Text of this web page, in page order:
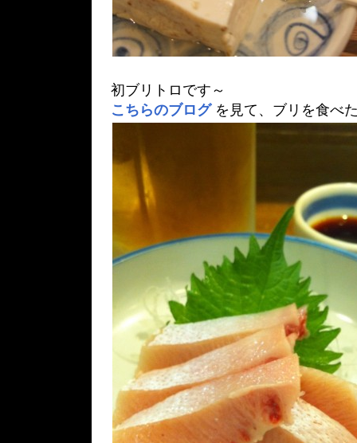
初ブリトロです～
こちらのブログを見て、ブリを食べ